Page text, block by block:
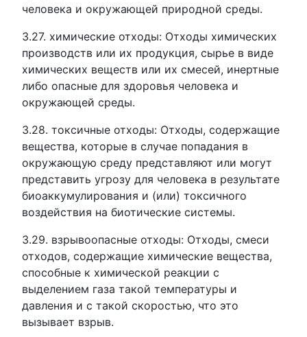
человека и окружающей природной среды.
3.27. химические отходы: Отходы химических
производств или их продукция, сырье в виде
химических веществ или их смесей, инертные
либо опасные для здоровья человека и
окружающей среды.
3.28. токсичные отходы: Отходы, содержащие
вещества, которые в случае попадания в
окружающую среду представляют или могут
представить угрозу для человека в результате
биоаккумулирования и (или) токсичного
воздействия на биотические системы.
3.29. взрывоопасные отходы: Отходы, смеси
отходов, содержащие химические вещества,
способные к химической реакции с
выделением газа такой температуры и
давления и с такой скоростью, что это
вызывает взрыв.